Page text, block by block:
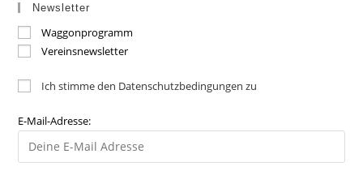
Newsletter
Waggonprogramm
Vereinsnewsletter
Ich stimme den Datenschutzbedingungen zu
E-Mail-Adresse: